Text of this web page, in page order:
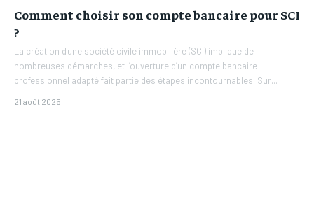
Comment choisir son compte bancaire pour SCI
?
La création d'une société civile immobilière (SCI) implique de
nombreuses démarches, et l’ouverture d’un compte bancaire
professionnel adapté fait partie des étapes incontournables. Sur...
21 août 2025